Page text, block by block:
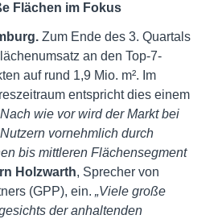
Flächen im Fokus
Zum Ende des 3. Quartals
an den Top-7-
auf rund 1,9 Mio. m². Im
entspricht dies einem
wie vor wird der Markt bei
vornehmlich durch
bis mittleren Flächensegment
Holzwarth, Sprecher von
(GPP), ein. „Viele große
der anhaltenden